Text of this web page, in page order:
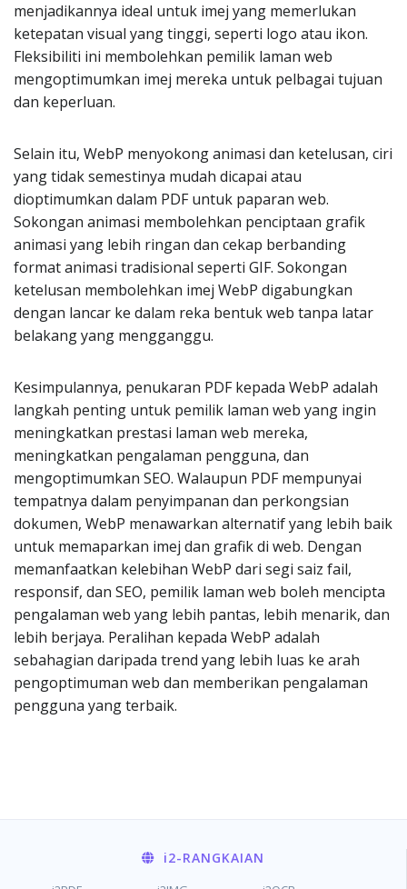
menjadikannya ideal untuk imej yang memerlukan
ketepatan visual yang tinggi, seperti logo atau ikon.
Fleksibiliti ini membolehkan pemilik laman web
mengoptimumkan imej mereka untuk pelbagai tujuan
dan keperluan.
Selain itu, WebP menyokong animasi dan ketelusan, ciri
yang tidak semestinya mudah dicapai atau
dioptimumkan dalam PDF untuk paparan web.
Sokongan animasi membolehkan penciptaan grafik
animasi yang lebih ringan dan cekap berbanding
format animasi tradisional seperti GIF. Sokongan
ketelusan membolehkan imej WebP digabungkan
dengan lancar ke dalam reka bentuk web tanpa latar
belakang yang mengganggu.
Kesimpulannya, penukaran PDF kepada WebP adalah
langkah penting untuk pemilik laman web yang ingin
meningkatkan prestasi laman web mereka,
meningkatkan pengalaman pengguna, dan
mengoptimumkan SEO. Walaupun PDF mempunyai
tempatnya dalam penyimpanan dan perkongsian
dokumen, WebP menawarkan alternatif yang lebih baik
untuk memaparkan imej dan grafik di web. Dengan
memanfaatkan kelebihan WebP dari segi saiz fail,
responsif, dan SEO, pemilik laman web boleh mencipta
pengalaman web yang lebih pantas, lebih menarik, dan
lebih berjaya. Peralihan kepada WebP adalah
sebahagian daripada trend yang lebih luas ke arah
pengoptimuman web dan memberikan pengalaman
pengguna yang terbaik.
i2-RANGKAIAN